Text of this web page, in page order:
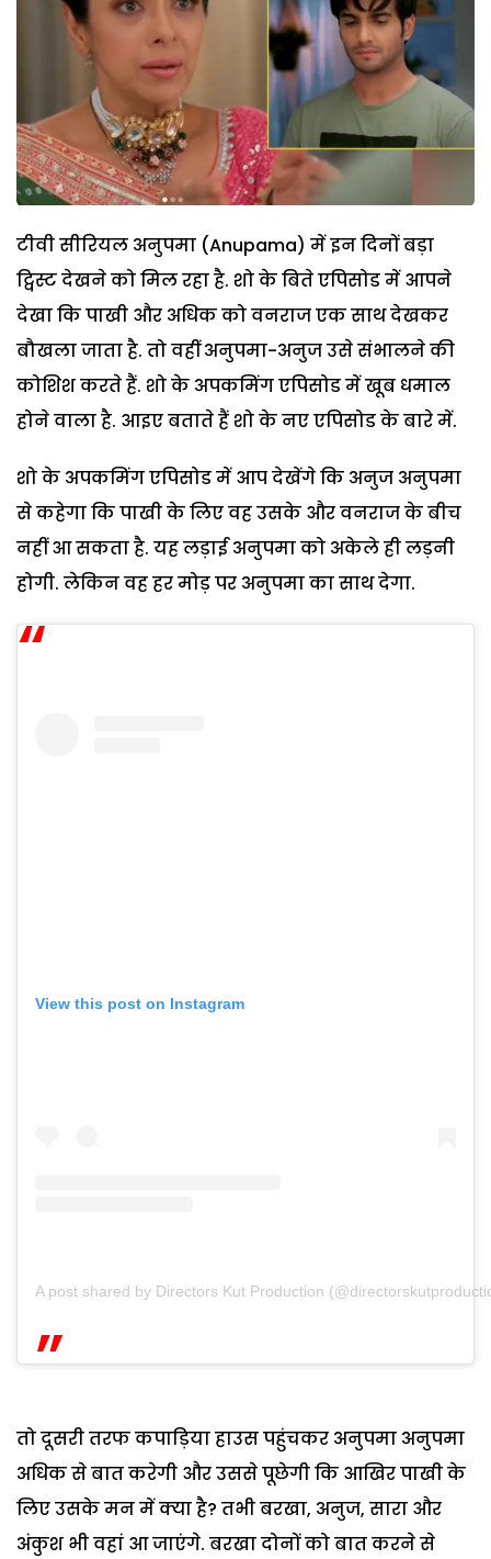
टीवी सीरियल अनुपमा (Anupama) में इन दिनों बड़ा
ट्विस्ट देखने को मिल रहा है. शो के बिते एपिसोड में आपने
देखा कि पाखी और अधिक को वनराज एक साथ देखकर
बौखला जाता है. तो वहीं अनुपमा-अनुज उसे संभालने की
कोशिश करते हैं. शो के अपकमिंग एपिसोड में खूब धमाल
होने वाला है. आइए बताते हैं शो के नए एपिसोड के बारे में.
शो के अपकमिंग एपिसोड में आप देखेंगे कि अनुज अनुपमा
से कहेगा कि पाखी के लिए वह उसके और वनराज के बीच
नहीं आ सकता है. यह लड़ाई अनुपमा को अकेले ही लड़नी
होगी. लेकिन वह हर मोड़ पर अनुपमा का साथ देगा.
View this post on Instagram
A post shared by Directors Kut Production
तो दूसरी तरफ कपाड़िया हाउस पहुंचकर अनुपमा अनुपमा
अधिक से बात करेगी और उससे पूछेगी कि आखिर पाखी के
लिए उसके मन में क्या है? तभी बरखा, अनुज, सारा और
अंकुश भी वहां आ जाएंगे. बरखा दोनों को बात करने से